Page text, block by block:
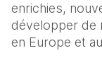
enrichies,
développer de
en Europe et